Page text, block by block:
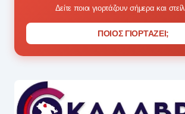
Δείτε ποιοι γιορτάζουν σήμερα και
ΠΟΙΟΣ ΓΙΟΡΤΑΖΕΙ;